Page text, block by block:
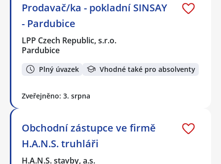
Prodavač/ka - pokladní SINSAY
- Pardubice
LPP Czech Republic, s.r.o.
Pardubice
Plný úvazek Vhodné také pro absolventy
Zveřejněno: 3. srpna
Obchodní zástupce ve firmě
H.A.N.S. truhláři
H.A.N.S. stavby, a.s.